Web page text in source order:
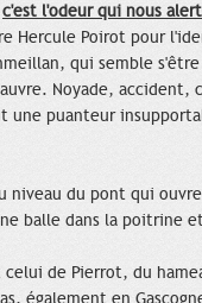
c'est l'odeur qui nous
Hercule Poirot pour
qui semble
Noyade, accident,
une puanteur
niveau du pont qui
balle dans la poitrine
de Pierrot, du